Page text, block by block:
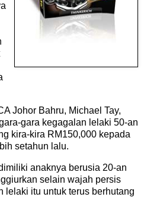
Johor Bahru, Michael Tay,
gara kegagalan lelaki 50-an
kira-kira RM150,000 kepada
setahun lalu.
anaknya berusia 20-an
selain wajah persis
lelaki itu untuk terus berhutang